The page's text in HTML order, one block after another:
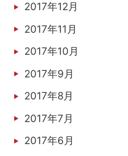
2017年12月
2017年11月
2017年10月
2017年9月
2017年8月
2017年7月
2017年6月